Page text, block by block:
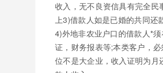
收入，无不良资信具有完全
上3)借款人如是已婚的共同还
4)外地非农业户口的借款人*
证，财务报表等;本类客户，
位不是大企业，收入证明为